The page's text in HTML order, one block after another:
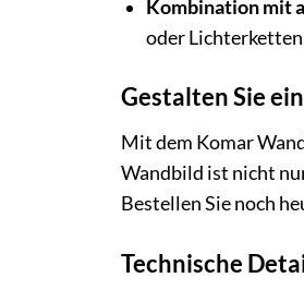
Kombination mit
oder
Gestalten Sie
Mit dem Komar
Wandbild ist nicht
Bestellen Sie noch
Technische